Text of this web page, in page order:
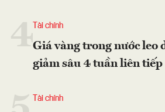
4 Tài chính
Giá vàng trong nước leo
giảm sâu 4 tuần liên tiếp
Tài chính